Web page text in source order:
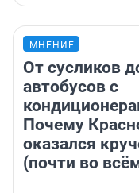
МНЕНИЕ
От сусликов
автобусов с
Почему
оказался
(почти во